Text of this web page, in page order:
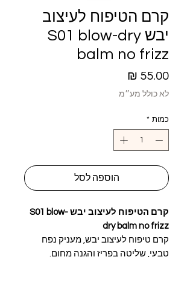
קרם הטיפוח לעיצוב
יבש S01 blow-dry
balm no frizz
לא כולל מע״מ
כמות *
הוספה לסל
קרם הטיפוח לעיצוב יבש S01 blow-
dry balm no frizz
קרם טיפוח לעיצוב יבש, מעניק נפח
טבעי, שליטה בפריז והגנה מחום.